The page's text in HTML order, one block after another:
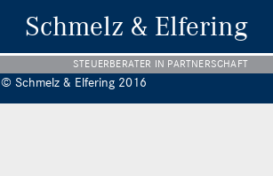
Schmelz & Elfering
STEUERBERATER IN PARTNERSCHAFT
© Schmelz & Elfering 2016